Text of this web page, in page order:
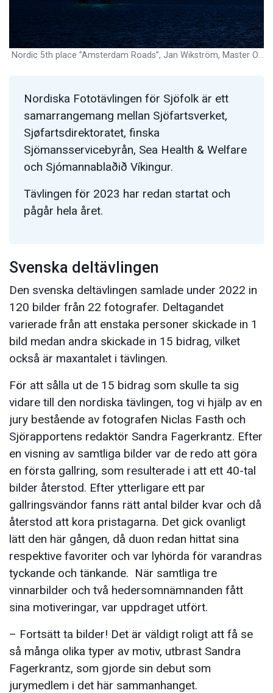
Nordic 5th place ”Amsterdam Roads”, Jan Wikström, Master Odda Marie, Finland
Nordiska Fototävlingen för Sjöfolk är ett
samarrangemang mellan Sjöfartsverket,
Sjøfartsdirektoratet, finska
Sjömansservicebyrån, Sea Health & Welfare
och Sjómannablaðið Víkingur.
Tävlingen för 2023 har redan startat och
pågår hela året.
Svenska deltävlingen
Den svenska deltävlingen samlade under 2022 in
120 bilder från 22 fotografer. Deltagandet
varierade från att enstaka personer skickade in 1
bild medan andra skickade in 15 bidrag, vilket
också är maxantalet i tävlingen.
För att sålla ut de 15 bidrag som skulle ta sig
vidare till den nordiska tävlingen, tog vi hjälp av en
jury bestående av fotografen Niclas Fasth och
Sjörapportens redaktör Sandra Fagerkrantz. Efter
en visning av samtliga bilder var de redo att göra
en första gallring, som resulterade i att ett 40-tal
bilder återstod. Efter ytterligare ett par
gallringsvändor fanns rätt antal bilder kvar och då
återstod att kora pristagarna. Det gick ovanligt
lätt den här gången, då duon redan hittat sina
respektive favoriter och var lyhörda för varandras
tyckande och tänkande. När samtliga tre
vinnarbilder och två hedersomnämnanden fått
sina motiveringar, var uppdraget utfört.
– Fortsätt ta bilder! Det är väldigt roligt att få se
så många olika typer av motiv, utbrast Sandra
Fagerkrantz, som gjorde sin debut som
jurymedlem i det här sammanhanget.